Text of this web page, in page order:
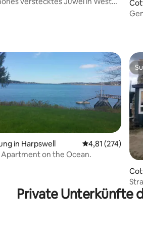
4,87 von 5, 63 Bewertungen
in Harpswell
4,81 (274)
Apartment on the Ocean.
Private Unterkünfte